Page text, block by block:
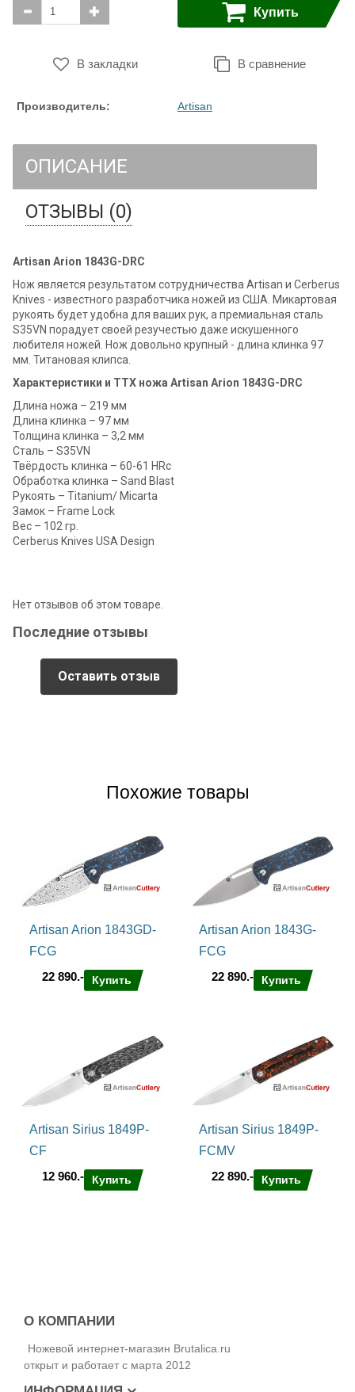
Купить
В закладки В сравнение
Производитель: Artisan
ОПИСАНИЕ
ОТЗЫВЫ (0)
Artisan Arion 1843G-DRC
Нож является результатом сотрудничества Artisan и Cerberus
Knives - известного разработчика ножей из США. Микартовая
рукоять будет удобна для ваших рук, а премиальная сталь
S35VN порадует своей резучестью даже искушенного
любителя ножей. Нож довольно крупный - длина клинка 97
мм. Титановая клипса.
Характеристики и ТТХ ножа Artisan Arion 1843G-DRC
Длина ножа – 219 мм
Длина клинка – 97 мм
Толщина клинка – 3,2 мм
Сталь – S35VN
Твёрдость клинка – 60-61 HRc
Обработка клинка – Sand Blast
Рукоять – Titanium/ Micarta
Замок – Frame Lock
Вес – 102 гр.
Cerberus Knives USA Design
Нет отзывов об этом товаре.
Последние отзывы
Оставить отзыв
Похожие товары
Artisan Arion 1843GD-
FCG
22 890.-
Купить
Artisan Arion 1843G-
FCG
22 890.-
Купить
Artisan Sirius 1849P-
CF
12 960.-
Купить
Artisan Sirius 1849P-
FCMV
22 890.-
Купить
О КОМПАНИИ
Ножевой интернет-магазин Brutalica.ru
открыт и работает с марта 2012